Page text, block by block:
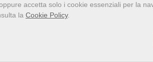
accetta solo i cookie essenziali per la
la Cookie Policy.
Condividi